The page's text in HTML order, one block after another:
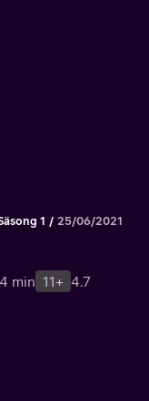
1 25/06/2021
min 11+ 4.7